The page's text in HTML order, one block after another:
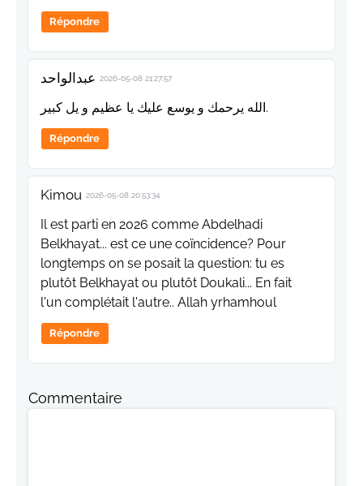
Répondre
عبدالواحد 2026-05-08 21:27:57
الله يرحمك و يوسع عليك يا عظيم و يل كبير.
Répondre
Kimou 2026-05-08 20:53:34
Il est parti en 2026 comme Abdelhadi
Belkhayat... est ce une coïncidence? Pour
longtemps on se posait la question: tu es
plutôt Belkhayat ou plutôt Doukali... En fait
l'un complétait l'autre.. Allah yrhamhoul
Répondre
Commentaire